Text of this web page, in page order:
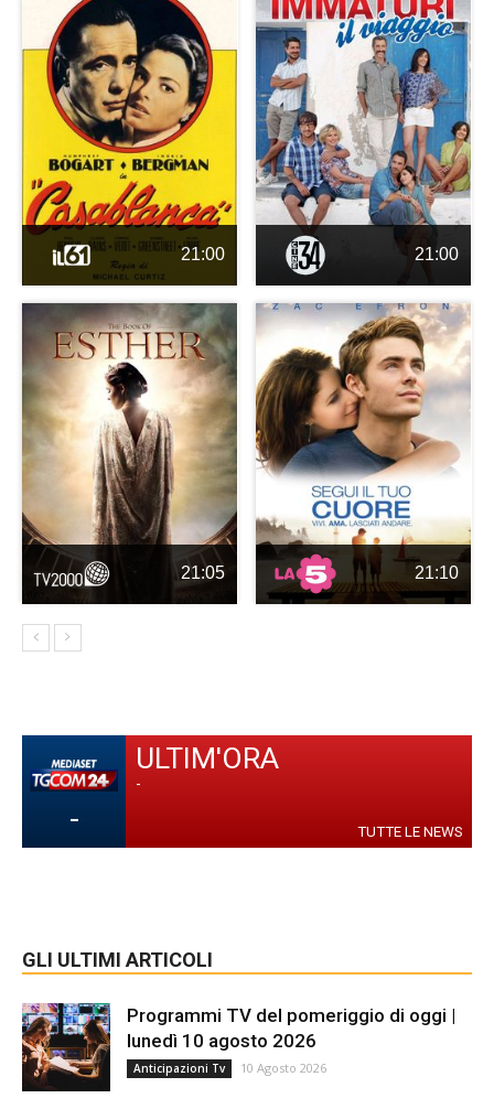
21:00 21:00
21:05 21:10
-
ULTIM'ORA
-
TUTTE LE NEWS
GLI ULTIMI ARTICOLI
Programmi TV del pomeriggio di oggi |
lunedì 10 agosto 2026
Anticipazioni Tv 10 Agosto 2026